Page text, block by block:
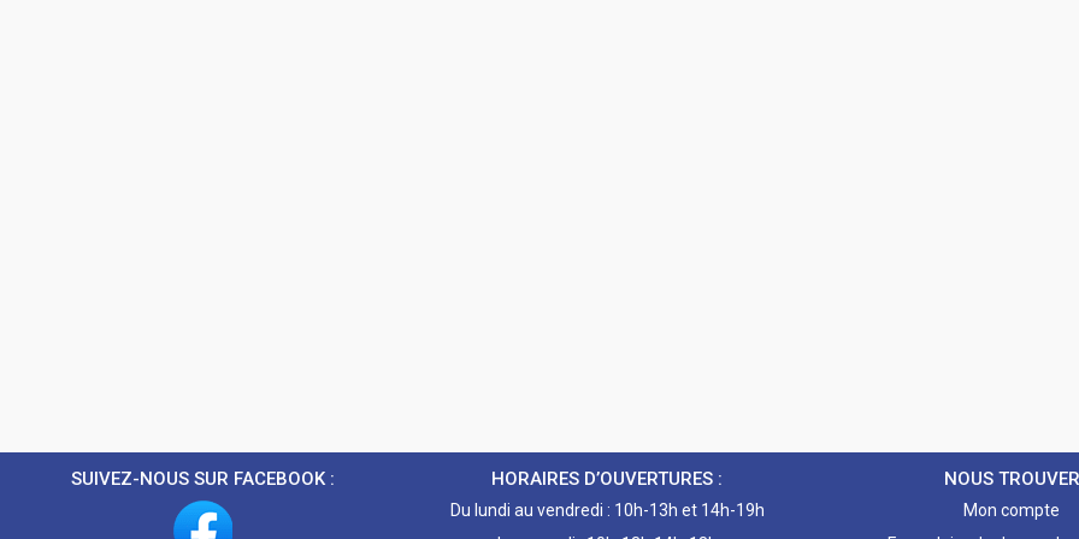
SUIVEZ-NOUS SUR FACEBOOK : HORAIRES D’OUVERTURES :
Du lundi au vendredi : 10h-13h et 14h-19h
NOUS TROUVER
Mon compte